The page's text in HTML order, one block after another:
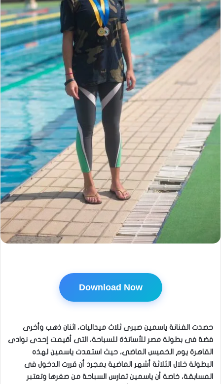
Download Now
حصدت الفنانة ياسمين صبرى ثلاث ميداليات، اثنان ذهب وأخرى
فضة فى بطولة مصر للأساتذة للسباحة، التى أقيمت إحدى نوادى
القاهرة يوم الخميس الماضى، حيث استعدت ياسمين لهذه
البطولة خلال الثلاثة أشهر الماضية بمجرد أن قررت الدخول فى
المسابقة، خاصة أن ياسمين تمارس السباحة من صغرها وتعتبر